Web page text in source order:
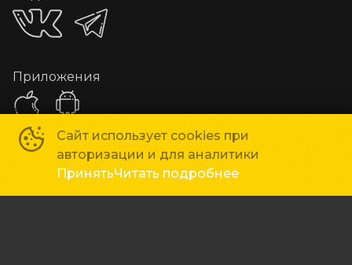
Сайт использует cookies при
авторизации и для аналитики
ПринятьЧитать подробнее
Приложения
Способы оплаты